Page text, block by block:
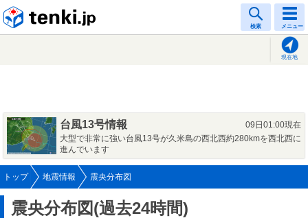
検索 メニュー
現在地
台風13号情報
09日01:00現在
大型で非常に強い台風13号が久米島の西北西約280kmを西北西に
進んでいます
トップ 地震情報 震央分布図
震央分布図(過去24時間)